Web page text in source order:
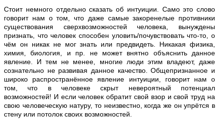
Стоит немного отдельно сказать об интуиции. Само это слово
говорит нам о том, что даже самые закоренелые противники
существования сверхвозможностей человека, вынуждены
признать, что человек способен уловить/почувствовать что-то, о
чём он никак не мог знать или предвидеть. Никакая физика,
химия, биология, и пр. не может внятно объяснить данное
явление. И тем не менее, многие люди этим владеют, даже
сознательно не развивая данное качество. Общепризнанное и
широко распространённое явление интуиции, говорит нам о
том, что в человеке скрыт невероятный потенциал
возможностей! И если человек обратит свой взор и свой труд на
свою человеческую натуру, то неизвестно, когда же он упрётся в
стену или потолок своих возможностей.